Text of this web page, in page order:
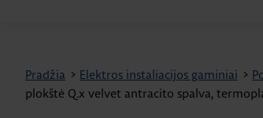
Pradžia > Elektros instaliacijos gaminiai >
plokštė Q.x velvet antracito spalva,